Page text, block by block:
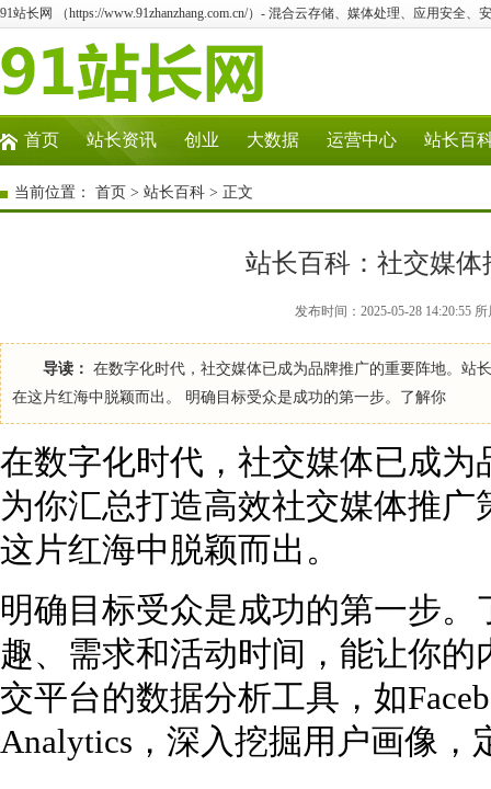
91站长网 （https://www.91zhanzhang.com.cn/）- 混合云存储、媒体处理、应用安全、
首页 站长资讯 创业 大数据 运营中心 站长百
当前位置： 首页 > 站长百科 > 正文
站长百科：社交媒
发布时间：2025-05-28 14:20:55
导读： 在数字化时代，社交媒体已成为品牌推广的重要阵地。站
在这片红海中脱颖而出。 明确目标受众是成功的第一步。了解你
在数字化时代，社交媒体已成
为你汇总打造高效社交媒体推
这片红海中脱颖而出。
明确目标受众是成功的第一步
趣、需求和活动时间，能让你
交平台的数据分析工具，如
Analytics，深入挖掘用户画像